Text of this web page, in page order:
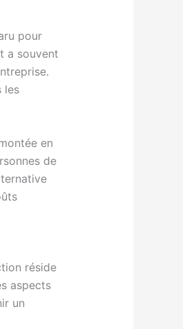
pour
a souvent
les
en
de
réside
aspects
un